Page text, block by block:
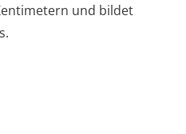
und bildet